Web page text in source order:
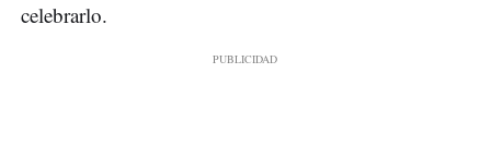
celebrarlo.